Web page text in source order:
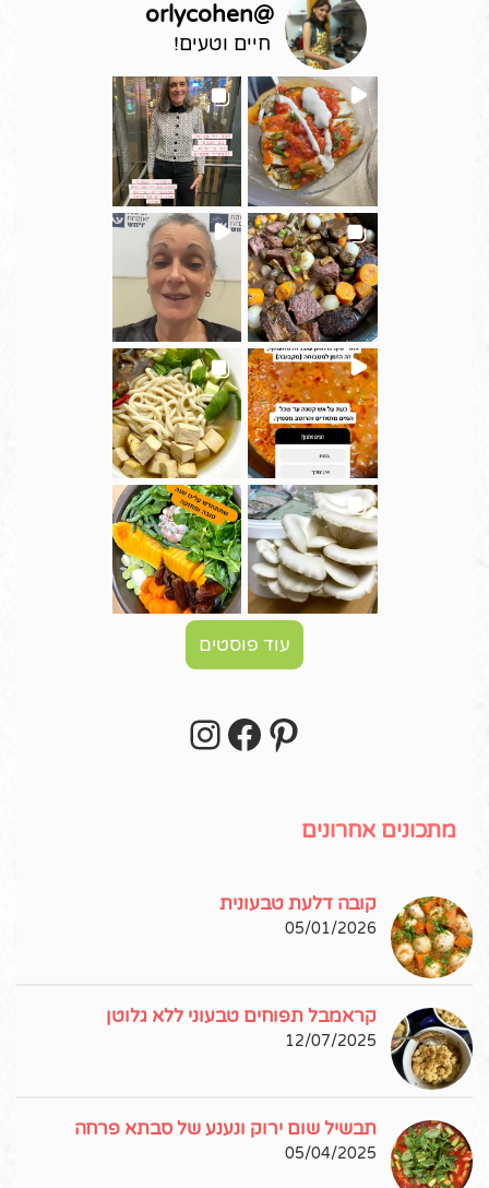
@
orlycohen
חיים וטעים!
עוד פוסטים
Pinterest
Facebook
מתכונים אחרונים
קובה דלעת טבעונית
05/01/2026
קראמבל תפוחים טבעוני ללא גלוטן
12/07/2025
תבשיל שום ירוק ונענע של סבתא פרחה
05/04/2025